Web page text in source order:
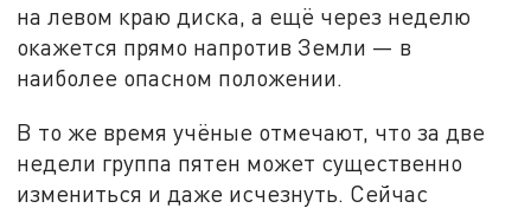
на левом краю диска, а ещё через неделю
окажется прямо напротив Земли — в
наиболее опасном положении.
В то же время учёные отмечают, что за две
недели группа пятен может существенно
измениться и даже исчезнуть. Сейчас